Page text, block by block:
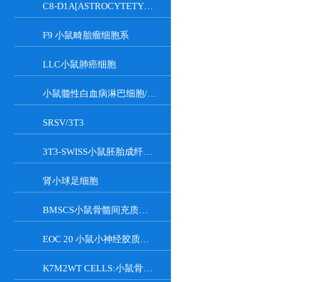
C8-D1A[ASTROCYTETYPEICLONE]小鼠小脑细胞
F9 小鼠畸胎瘤细胞系
LLC小鼠肺癌细胞
小鼠髓性白血病淋巴细胞/小鼠白血病G-CSF依赖性细胞
SRSV/3T3
3T3-SWISS小鼠胚胎成纤维细胞
肾小球足细胞
BMSCS小鼠骨髓间充质干细胞
EOC 20 小鼠小神经胶质细胞系
K7M2WT CELLS:小鼠骨肉瘤成骨细胞系